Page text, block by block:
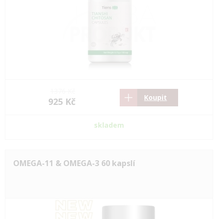
925 Kč Koupit
skladem
OMEGA-11 & OMEGA-3 60 kapslí